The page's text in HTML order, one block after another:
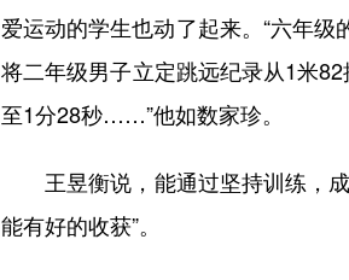
爱运动的学生也动了起来。“六年
将二年级男子立定跳远纪录从1米
至1分28秒……”他如数家珍。
王昱衡说，能通过坚持训练，成
能有好的收获”。